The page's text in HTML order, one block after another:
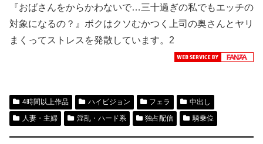
『おばさんをからかわないで…三十過ぎの私でもエッチの
対象になるの？』ボクはクソむかつく上司の奥さんとヤリ
まくってストレスを発散しています。2
4時間以上作品 ハイビジョン フェラ
中出し
人妻・主婦
淫乱・ハード系 独占配信 騎乗位